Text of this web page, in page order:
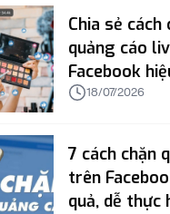
Chia sẻ cách
quảng cáo
Facebook
18/07/2026
7 cách chặn
trên
quả, dễ thực